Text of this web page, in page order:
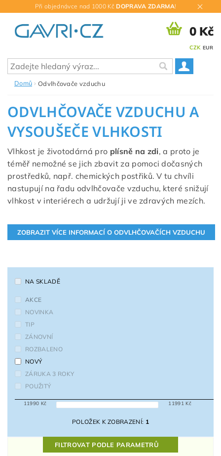
Při objednávce nad 1000 Kč DOPRAVA ZDARMA!
CZK EUR
0 Kč
Domů Odvlhčovače vzduchu
ODVLHČOVAČE VZDUCHU A
VYSOUŠEČE VLHKOSTI
Vlhkost je životodárná pro plísně na zdi, a proto je
téměř nemožné se jich zbavit za pomoci dočasných
prostředků, např. chemických postřiků. V tu chvíli
nastupují na řadu odvlhčovače vzduchu, které snižují
vlhkost v interiérech a udržují ji ve zdravých mezích.
NA SKLADĚ
AKCE
NOVINKA
TIP
ZÁNOVNÍ
ROZBALENO
NOVÝ
ZÁRUKA 3 ROKY
POUŽITÝ
11990 Kč 11991Kč
POLOŽEK K ZOBRAZENÍ: 1
FILTROVAT PODLE PARAMETRŮ